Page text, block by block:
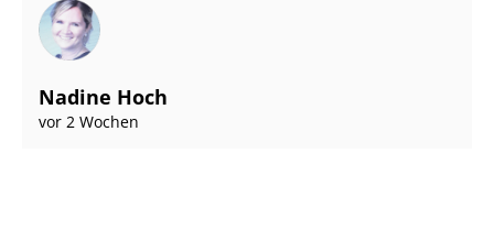
Nadine Hoch
vor 2 Wochen